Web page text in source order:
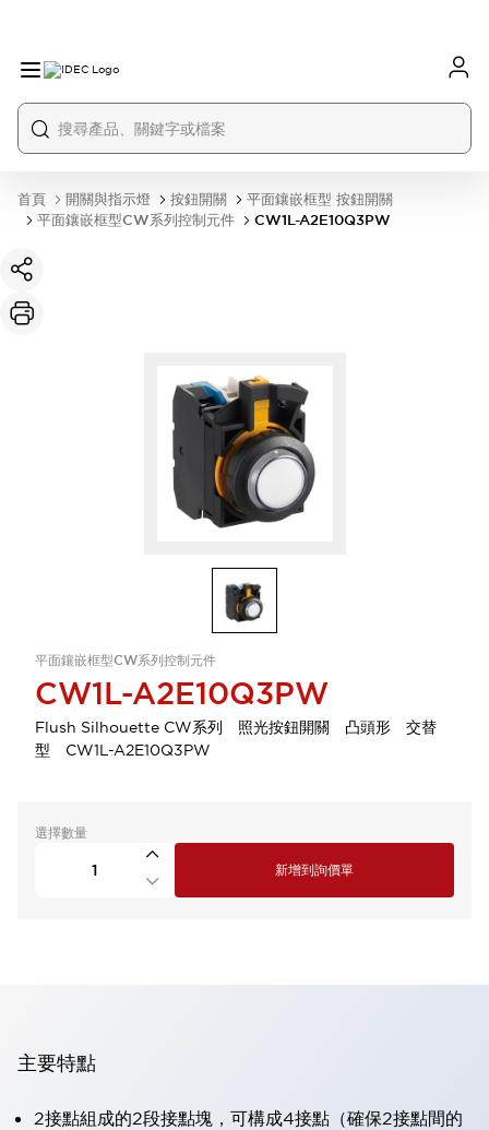
首頁 開關與指示燈 按鈕開關
平面鑲嵌框型 按鈕開關
平面鑲嵌框型CW系列控制元件
CW1L-A2E10Q3PW
平面鑲嵌框型CW系列控制元件
CW1L-A2E10Q3PW
Flush Silhouette CW系列 照光按鈕開關 凸頭形 交替
型 CW1L-A2E10Q3PW
選擇數量
新增到詢價單
主要特點
2接點組成的2段接點塊，可構成4接點（確保2接點間的